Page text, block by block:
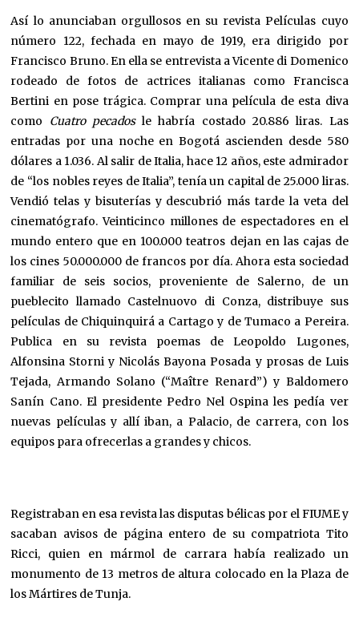
Así lo anunciaban orgullosos en su revista Películas cuyo
número 122, fechada en mayo de 1919, era dirigido por
Francisco Bruno. En ella se entrevista a Vicente di Domenico
rodeado de fotos de actrices italianas como Francisca
Bertini en pose trágica. Comprar una película de esta diva
como Cuatro pecadosle habría costado 20.886 liras. Las
entradas por una noche en Bogotá ascienden desde 580
dólares a 1.036. Al salir de Italia, hace 12 años, este admirador
de “los nobles reyes de Italia”, tenía un capital de 25.000 liras.
Vendió telas y bisuterías y descubrió más tarde la veta del
cinematógrafo. Veinticinco millones de espectadores en el
mundo entero que en 100.000 teatros dejan en las cajas de
los cines 50.000.000 de francos por día. Ahora esta sociedad
familiar de seis socios, proveniente de Salerno, de un
pueblecito llamado Castelnuovo di Conza, distribuye sus
películas de Chiquinquirá a Cartago y de Tumaco a Pereira.
Publica en su revista poemas de Leopoldo Lugones,
Alfonsina Storni y Nicolás Bayona Posada y prosas de Luis
Tejada, Armando Solano (“Maître Renard”) y Baldomero
Sanín Cano. El presidente Pedro Nel Ospina les pedía ver
nuevas películas y allí iban, a Palacio, de carrera, con los
equipos para ofrecerlas a grandes y chicos.
Registraban en esa revista las disputas bélicas por el FIUME y
sacaban avisos de página entero de su compatriota Tito
Ricci, quien en mármol de carrara había realizado un
monumento de 13 metros de altura colocado en la Plaza de
los Mártires de Tunja.